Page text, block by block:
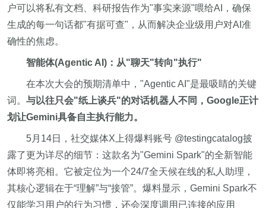
户可以将私有文档、科研报告作为"事实来源"喂给AI，确保
生成的每一句话都"有据可查"，从而解决企业级用户对AI准
确性的焦虑。
智能体(Agentic AI)：从"聊天"转向"执行"
在本次大会的预期清单中，"Agentic AI"是最吸睛的关键
词。 与以往只会"纸上谈兵"的对话机器人不同，Google正计
划让Gemini具备自主执行能力。
5月14日，社交媒体X上得爆料账号 @testingcatalog披
露了更为详尽的细节：这款名为"Gemini Spark"的全新智能
体即将亮相。它被定位为一个24/7全天候在线的私人助理，
其核心逻辑在于“理解”与“接管”。爆料显示，Gemini Spark不
仅能学习用户的行为习惯，还会深度调用已连接的应用